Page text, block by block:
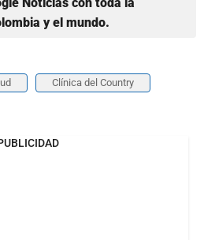
y el mundo.
Clínica del Country